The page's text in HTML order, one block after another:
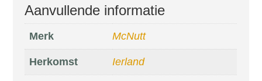
Aanvullende informatie
Merk McNutt
Herkomst Ierland